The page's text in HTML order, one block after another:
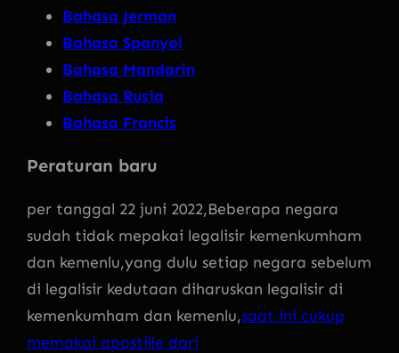
Bahasa Jerman
Bahasa Spanyol
Bahasa Mandarin
Bahasa Rusia
Bahasa Francis
Peraturan baru
per tanggal 22 juni 2022,Beberapa negara
sudah tidak mepakai legalisir kemenkumham
dan kemenlu,yang dulu setiap negara sebelum
di legalisir kedutaan diharuskan legalisir di
kemenkumham dan kemenlu,saat ini cukup
memakai apostille dari